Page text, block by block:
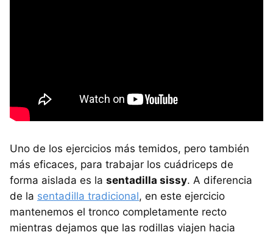
Uno de los ejercicios más temidos, pero también
más eficaces, para trabajar los cuádriceps de
forma aislada es la sentadilla sissy. A diferencia
de la sentadilla tradicional, en este ejercicio
mantenemos el tronco completamente recto
mientras dejamos que las rodillas viajen hacia